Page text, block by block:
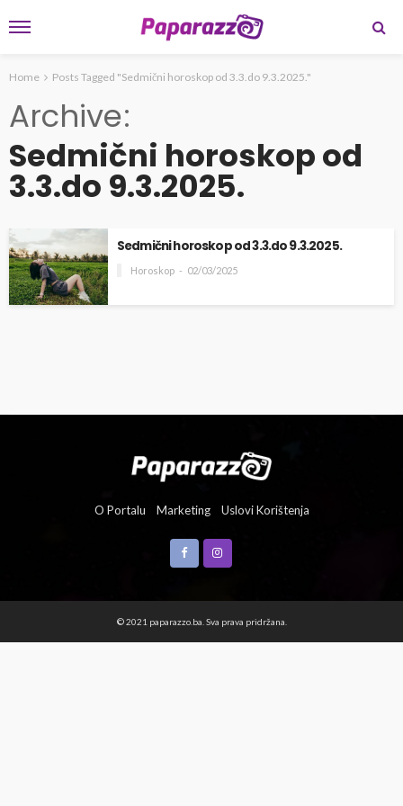
Home Posts Tagged "Sedmični horoskop od 3.3.do 9.3.2025."
Archive
Sedmični horoskop od
3.3.do 9.3.2025.
Sedmični horoskop od 3.3.do 9.3.2025.
Horoskop 02/03/2025
O Portalu Marketing Uslovi Korištenja
© 2021 paparazzo.ba. Sva prava pridržana.